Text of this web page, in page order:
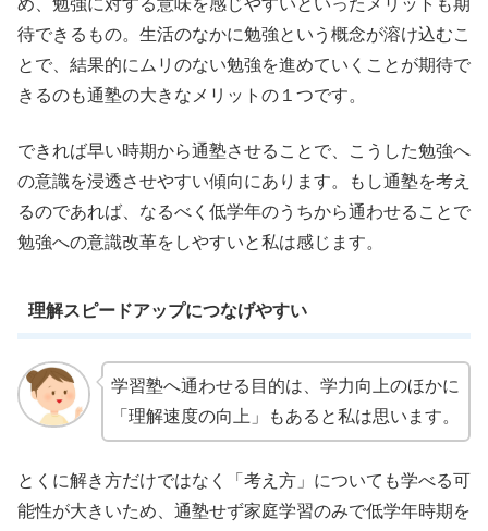
め、勉強に対する意味を感じやすいといったメリットも期
待できるもの。生活のなかに勉強という概念が溶け込むこ
とで、結果的にムリのない勉強を進めていくことが期待で
きるのも通塾の大きなメリットの１つです。
できれば早い時期から通塾させることで、こうした勉強へ
の意識を浸透させやすい傾向にあります。もし通塾を考え
るのであれば、なるべく低学年のうちから通わせることで
勉強への意識改革をしやすいと私は感じます。
理解スピードアップにつなげやすい
学習塾へ通わせる目的は、学力向上のほかに
「理解速度の向上」もあると私は思います。
とくに解き方だけではなく「考え方」についても学べる可
能性が大きいため、通塾せず家庭学習のみで低学年時期を